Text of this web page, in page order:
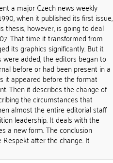
a major Czech news weekly
when it published its first issue,
thesis, however, is going to deal
That time it transformed from
its graphics significantly. But it
added, the editors began to
before or had been present in a
it appeared before the format
Then it describes the change of
the circumstances that
almost the entire editorial staff
leadership. It deals with the
a new form. The conclusion
after the change. It